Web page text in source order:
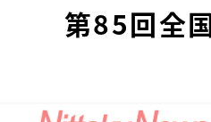
第85回全